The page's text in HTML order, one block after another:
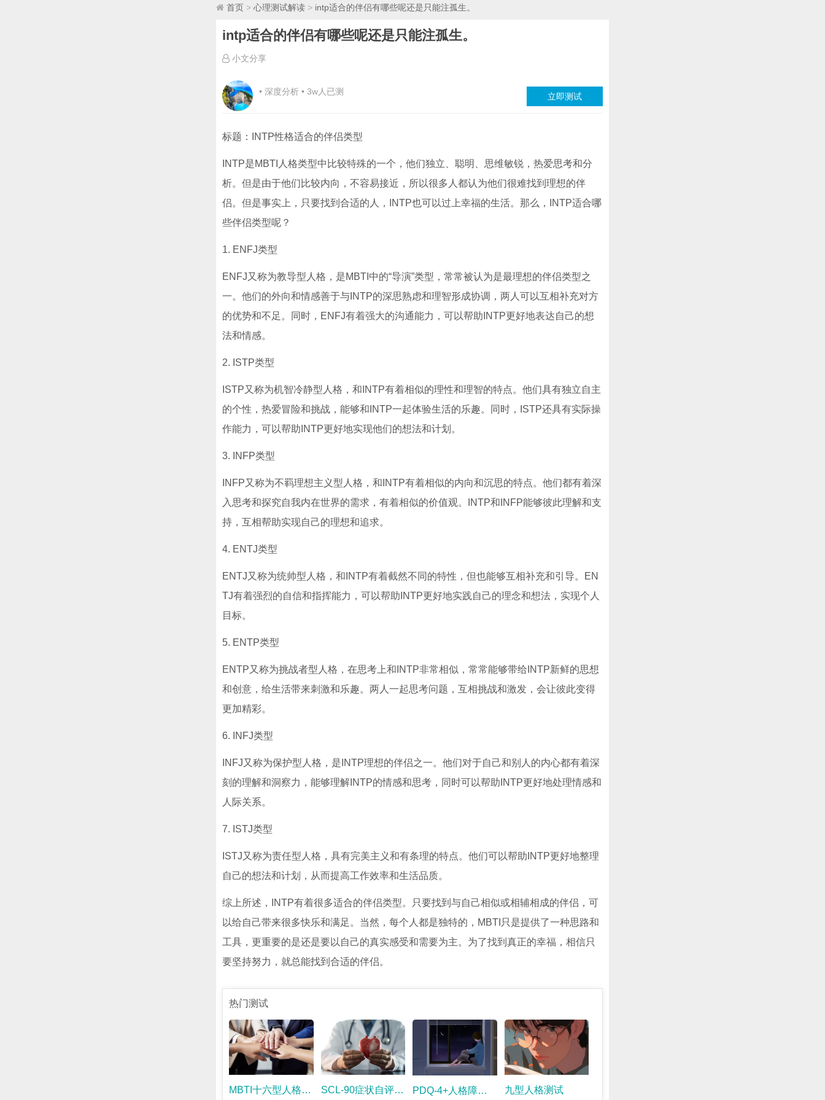
首页 > 心理测试解读 > intp适合的伴侣有哪些呢还是只能注孤生。
intp适合的伴侣有哪些呢还是只能注孤生。
小文分享
• 深度分析 • 3w人已测 立即测试
标题：INTP性格适合的伴侣类型
INTP是MBTI人格类型中比较特殊的一个，他们独立、聪明、思维敏锐，热爱思考和分
析。但是由于他们比较内向，不容易接近，所以很多人都认为他们很难找到理想的伴
侣。但是事实上，只要找到合适的人，INTP也可以过上幸福的生活。那么，INTP适合哪
些伴侣类型呢？
1. ENFJ类型
ENFJ又称为教导型人格，是MBTI中的“导演”类型，常常被认为是最理想的伴侣类型之
一。他们的外向和情感善于与INTP的深思熟虑和理智形成协调，两人可以互相补充对方
的优势和不足。同时，ENFJ有着强大的沟通能力，可以帮助INTP更好地表达自己的想
法和情感。
2. ISTP类型
ISTP又称为机智冷静型人格，和INTP有着相似的理性和理智的特点。他们具有独立自主
的个性，热爱冒险和挑战，能够和INTP一起体验生活的乐趣。同时，ISTP还具有实际操
作能力，可以帮助INTP更好地实现他们的想法和计划。
3. INFP类型
INFP又称为不羁理想主义型人格，和INTP有着相似的内向和沉思的特点。他们都有着深
入思考和探究自我内在世界的需求，有着相似的价值观。INTP和INFP能够彼此理解和支
持，互相帮助实现自己的理想和追求。
4. ENTJ类型
ENTJ又称为统帅型人格，和INTP有着截然不同的特性，但也能够互相补充和引导。EN
TJ有着强烈的自信和指挥能力，可以帮助INTP更好地实践自己的理念和想法，实现个人
目标。
5. ENTP类型
ENTP又称为挑战者型人格，在思考上和INTP非常相似，常常能够带给INTP新鲜的思想
和创意，给生活带来刺激和乐趣。两人一起思考问题，互相挑战和激发，会让彼此变得
更加精彩。
6. INFJ类型
INFJ又称为保护型人格，是INTP理想的伴侣之一。他们对于自己和别人的内心都有着深
刻的理解和洞察力，能够理解INTP的情感和思考，同时可以帮助INTP更好地处理情感和
人际关系。
7. ISTJ类型
ISTJ又称为责任型人格，具有完美主义和有条理的特点。他们可以帮助INTP更好地整理
自己的想法和计划，从而提高工作效率和生活品质。
综上所述，INTP有着很多适合的伴侣类型。只要找到与自己相似或相辅相成的伴侣，可
以给自己带来很多快乐和满足。当然，每个人都是独特的，MBTI只是提供了一种思路和
工具，更重要的是还是要以自己的真实感受和需要为主。为了找到真正的幸福，相信只
要坚持努力，就总能找到合适的伴侣。
热门测试
MBTI十六型人格测试 SCL-90症状自评量表 PDQ-4+人格障碍测试 九型人格测试